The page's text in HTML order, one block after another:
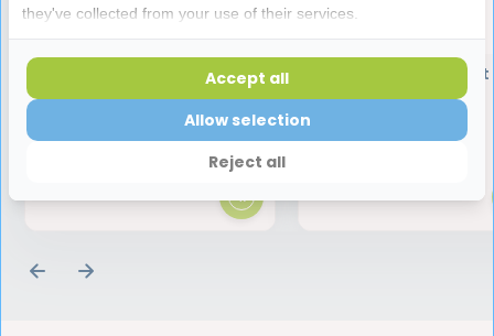
TePe Select Extra Soft
Tandenborstel
1,99
TePe Select Soft
Tandenborstel
1,99
they've collected from your use of their services.
Reject all
Allow selection
Accept all